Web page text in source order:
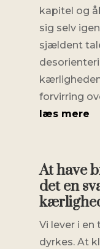
kapitel og
sig selv
sjældent
forvirring
læs mere
At have
det en
Vi lever i
dyrkes. At